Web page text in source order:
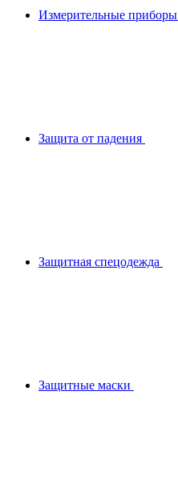
Измерительные приборы
Защита от падения
Защитная спецодежда
Защитные маски